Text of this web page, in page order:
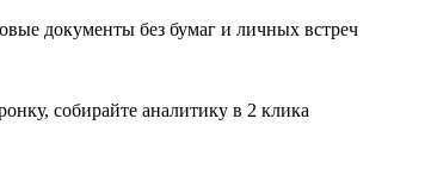
документы без бумаг и личных встреч
собирайте аналитику в 2 клика